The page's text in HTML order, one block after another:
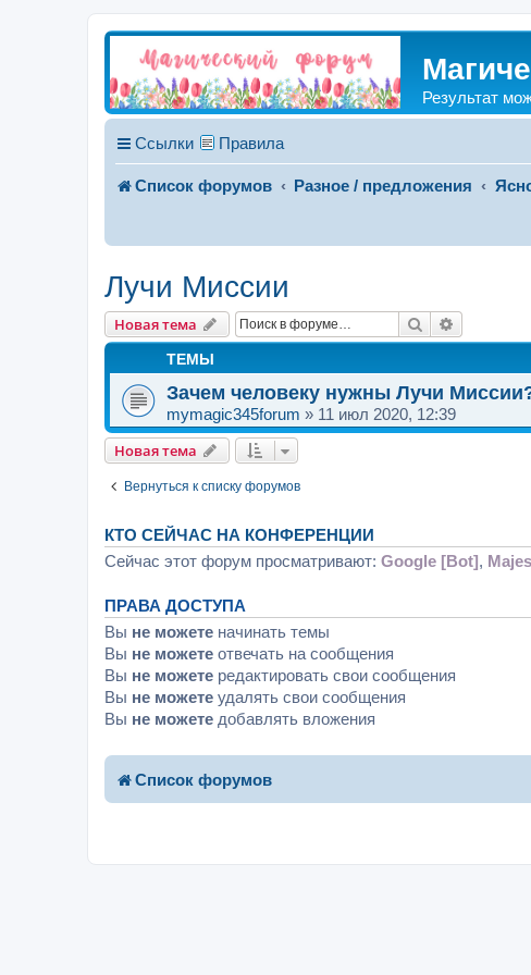
Результат
Ссылки Правила
Список форумов Разное / предложения
Лучи Миссии
Новая тема Поиск
ТЕМЫ
Зачем человеку нужны Лучи
mymagic345forum » 11 июл 2020, 12:39
Новая тема
Вернуться к списку форумов
КТО СЕЙЧАС НА КОНФЕРЕНЦИИ
Сейчас этот форум просматривают: Google [Bot],
ПРАВА ДОСТУПА
Вы не можете начинать темы
Вы не можете отвечать на сообщения
Вы не можете редактировать свои сообщения
Вы не можете удалять свои сообщения
Вы не можете добавлять вложения
Список форумов